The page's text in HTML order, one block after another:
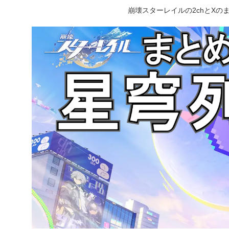
崩壊スターレイルの2chとXの